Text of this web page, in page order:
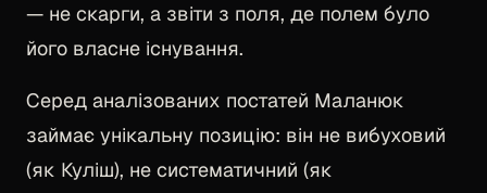
— не скарги, а звіти з поля, де полем було
його власне існування.
Серед аналізованих постатей Маланюк
займає унікальну позицію: він не вибуховий
(як Куліш), не систематичний (як